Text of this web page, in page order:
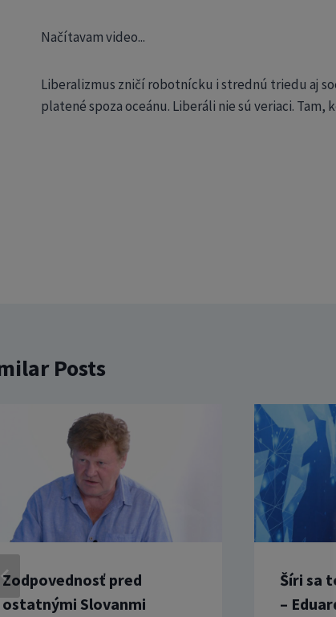
Načítavam video...
Liberalizmus zničí robotnícku i strednú triedu aj
platené spoza oceánu. Liberáli nie sú veriaci. Tam,
Posts
Zodpovednosť pred
ostatnými Slovanmi
Šíri sa
–